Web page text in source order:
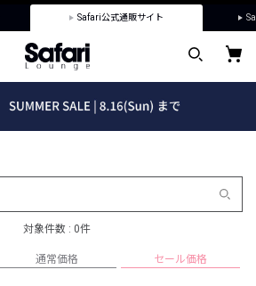
Safari公式通販サイト
対象件数 : 0件
通常価格 セール価格